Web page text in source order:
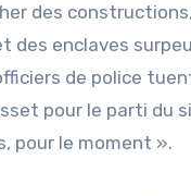
des constructions,
enclaves
de police
pour le parti du
pour le moment ».